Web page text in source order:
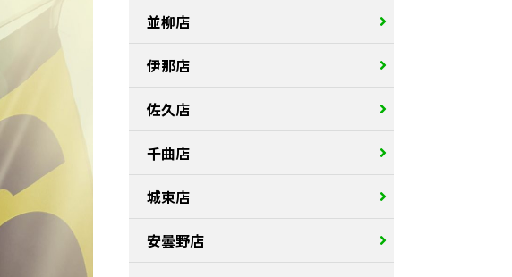
並柳店
伊那店
佐久店
千曲店
城東店
安曇野店